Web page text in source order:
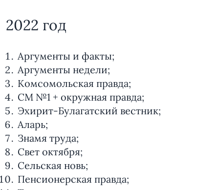
2022 год
Аргументы и факты;
Аргументы недели;
Комсомольская правда;
СМ №1 + окружная правда;
Эхирит-Булагатский вестник;
Аларь;
Знамя труда;
Свет октября;
Сельская новь;
Пенсионерская правда;